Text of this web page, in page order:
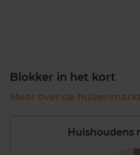
Blokker in het kort
Meer over de
Huishoudens